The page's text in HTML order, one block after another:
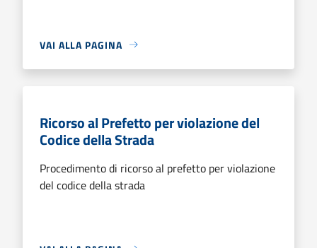
VAI ALLA PAGINA
Ricorso al Prefetto per violazione del
Codice della Strada
Procedimento di ricorso al prefetto per violazione
del codice della strada